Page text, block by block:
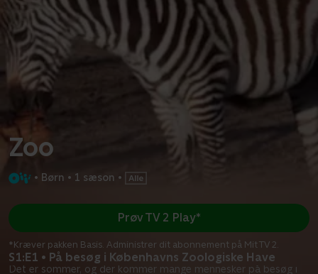
Zoo
• Børn • 1 sæson •
S1:E1 • På besøg i Københavns Zoologiske Have
Det er sommer, og der kommer mange mennesker på besøg i
Prøv TV 2 Play*
*Kræver pakken Basis. Administrer dit abonnement på Mit TV 2.